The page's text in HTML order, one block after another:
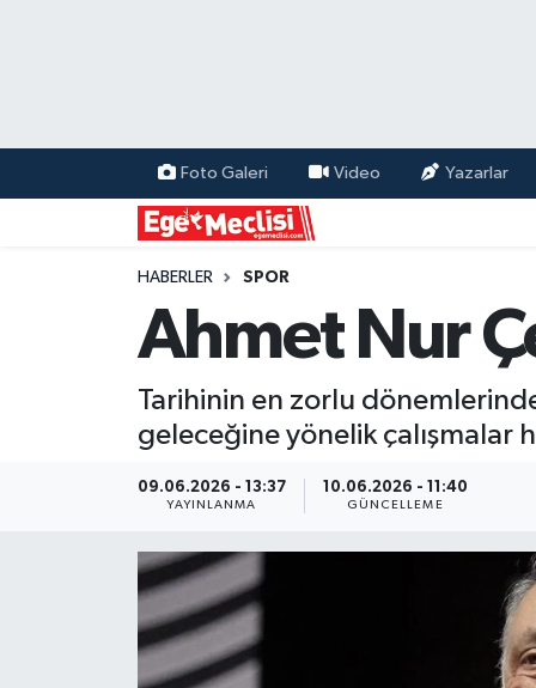
Foto Galeri Video Yazarlar
HABERLER SPOR
Ahmet Nur
Tarihinin en zorlu
geleceğine yönelik çalışmalar
09.06.2026 - 13:37
YAYINLANMA
10.06.2026 - 11:40
GÜNCELLEME
EKONOMİ
GÜNCEL
ÖZEL HABER
POLİTİKA
Programlar